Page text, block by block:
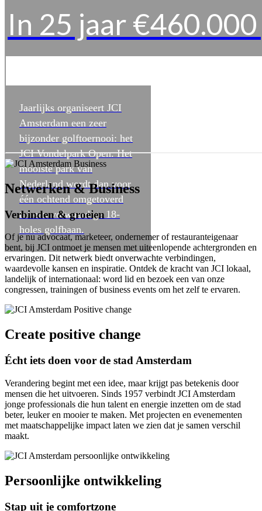
In 25 jaar
Jaarlijks organiseert JCI
Amsterdam een zeer
bijzonder golftoernooi: het
JCI Vondelpark Open. Het
mooiste park van
Nederland wordt dan voor
één ochtend omgetoverd
tot een volwaardige 18-
holes golfbaan.
Netwerken & Business
Verbinden & groeien
Of je nu advocaat, marketeer, ondernemer of restauranteigenaar
bent, bij JCI ontmoet je mensen met uiteenlopende achtergronden en
ervaringen. Dit netwerk biedt onverwachte verbindingen,
waardevolle kansen en inspiratie. Ontdek de kracht van JCI lokaal,
landelijk of internationaal: word lid en bezoek een van onze
congressen, trainingen of business events om het zelf te ervaren.
Create positive change
Écht iets doen voor de stad Amsterdam
Verandering begint met een idee, maar krijgt pas betekenis door
mensen die het uitvoeren. Sinds 1957 verbindt JCI Amsterdam
jonge professionals die hun talent en energie inzetten om de stad
beter, leuker en mooier te maken. Met projecten en evenementen
met maatschappelijke impact laten we zien dat je samen verschil
maakt.
Persoonlijke ontwikkeling
Stap uit je comfortzone